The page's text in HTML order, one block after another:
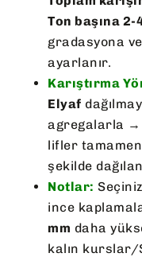
Ton başına 2-
gradasyona
ayarlanır.
Karıştırma
Elyaf
agregalarla →
lifler
şekilde
Notlar: Seçiniz
ince
mm daha
kalın kurslar/